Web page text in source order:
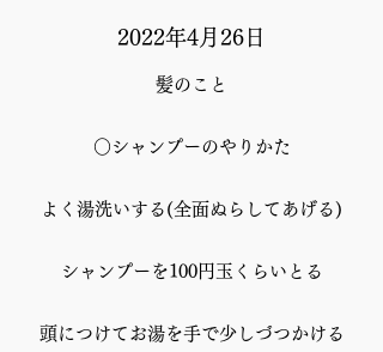
2022年4月26日
髪のこと
○シャンプーのやりかた
よく湯洗いする(全面ぬらしてあげる)
シャンプーを100円玉くらいとる
頭につけてお湯を手で少しづつかける